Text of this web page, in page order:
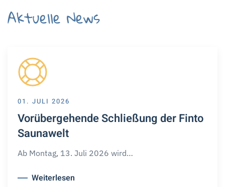
Aktuelle News
01. JULI 2026
Vorübergehende Schließung der Finto
Saunawelt
Ab Montag, 13. Juli 2026 wird…
Weiterlesen